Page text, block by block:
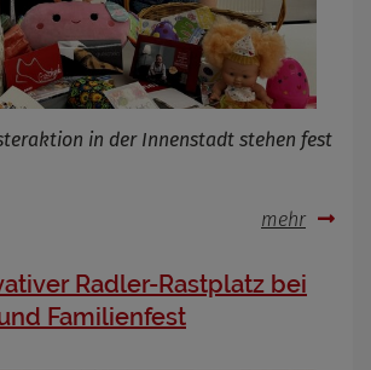
in der Innenstadt stehen fest
mehr
Radler-Rastplatz bei
Familienfest